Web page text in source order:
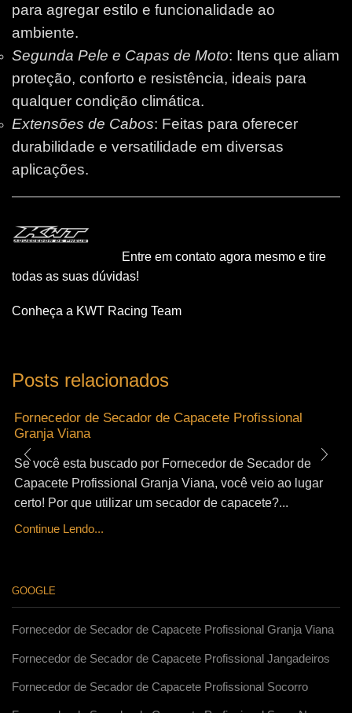
para agregar estilo e funcionalidade ao
ambiente.
Segunda Pele e Capas de Moto: Itens que aliam
proteção, conforto e resistência, ideais para
qualquer condição climática.
Extensões de Cabos: Feitas para oferecer
durabilidade e versatilidade em diversas
aplicações.
Entre em contato agora mesmo e tire
todas as suas dúvidas!
Conheça a KWT Racing Team
Posts relacionados
Fornecedor de Secador de Capacete Profissional
Granja Viana
Se você esta buscado por Fornecedor de Secador de
Capacete Profissional Granja Viana, você veio ao lugar
certo! Por que utilizar um secador de capacete?...
Continue Lendo...
GOOGLE
Fornecedor de Secador de Capacete Profissional Granja Viana
Fornecedor de Secador de Capacete Profissional Jangadeiros
Fornecedor de Secador de Capacete Profissional Socorro